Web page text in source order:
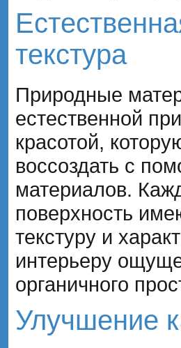
текстура
Природные
естественной
красотой,
воссоздать с
материалов.
поверхность
текстуру и
интерьеру
органичного
Улучшение